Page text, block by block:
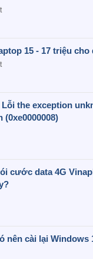
15 - 17 triệu
Lỗi the exception
(0xe0000008)
cước data 4G
nên cài lại Windows